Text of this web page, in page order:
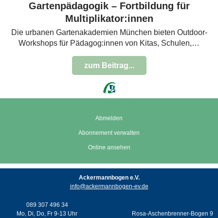
Gartenpädagogik – Fortbildung für
Multiplikator:innen
Die urbanen Gartenakademien München bieten Outdoor-
Workshops für Pädagog:innen von Kitas, Schulen,…
zum Beitrag...
Abmelden
Abonnement verwalten
Online ansehen
Ackermannbogen e.V.
info@ackermannbogen-ev.de
089 307 496 34
Mo, Di, Do, Fr 9-13 Uhr
Rosa-Aschenbrenner-Bogen 9